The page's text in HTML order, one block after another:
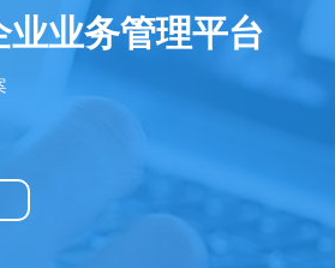
家婆全渠道
家婆云ERP
管家婆易会员
管家婆物联通手机
业务管理平台